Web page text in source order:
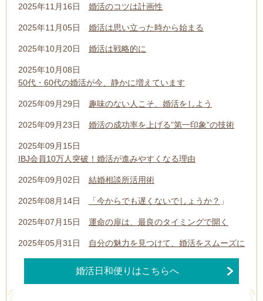
2025年11月16日 婚活のコツは計画性
2025年11月05日 婚活は思い立った時から始まる
2025年10月20日 婚活は戦略的に
2025年10月08日
50代・60代の婚活が今、静かに増えています
2025年09月29日 趣味のない人こそ、婚活をしよう
2025年09月23日 婚活の成功率を上げる”第一印象”の技術
2025年09月15日
IBJ会員10万人突破！婚活が進みやすくなる理由
2025年09月02日 結婚相談所活用術
2025年08月14日 「今からでも遅くないでしょうか？ 」
2025年07月15日 運命の扉は、最良のタイミングで開く
2025年05月31日 自分の魅力を見つけて、婚活をスムーズに
婚活日和便りはこちらへ